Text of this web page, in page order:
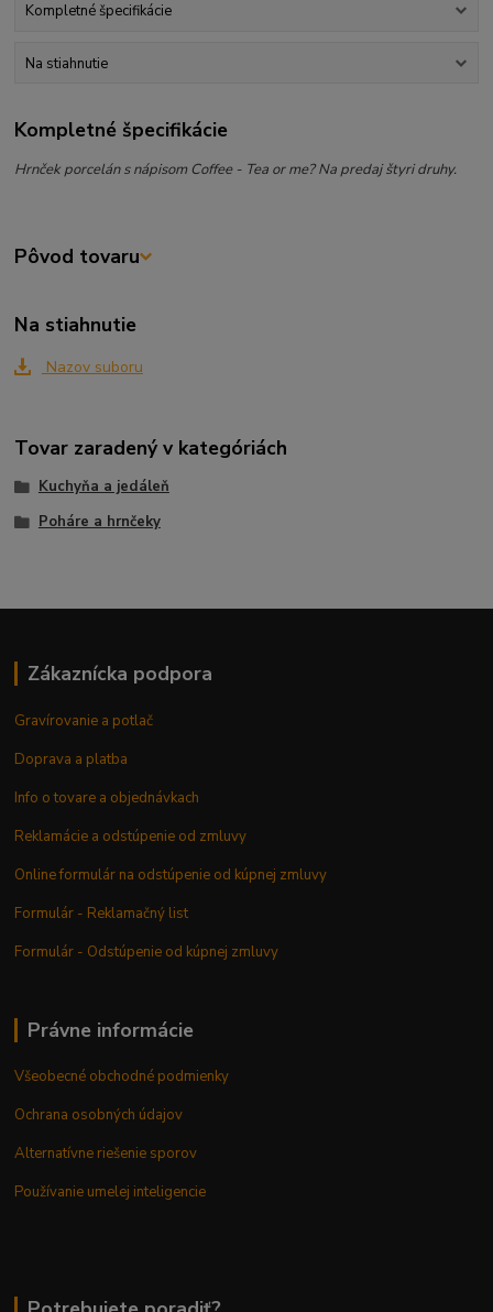
Kompletné špecifikácie
Na stiahnutie
Kompletné špecifikácie
Hrnček porcelán s nápisom Coffee - Tea or me? Na predaj štyri druhy.
Pôvod tovaru
Na stiahnutie
Nazov suboru
Tovar zaradený v kategóriách
Kuchyňa a jedáleň
Poháre a hrnčeky
Zákaznícka podpora
Gravírovanie a potlač
Doprava a platba
Info o tovare a objednávkach
Reklamácie a odstúpenie od zmluvy
Online formulár na odstúpenie od kúpnej zmluvy
Formulár - Reklamačný list
Formulár - Odstúpenie od kúpnej zmluvy
Právne informácie
Všeobecné obchodné podmienky
Ochrana osobných údajov
Alternatívne riešenie sporov
Používanie umelej inteligencie